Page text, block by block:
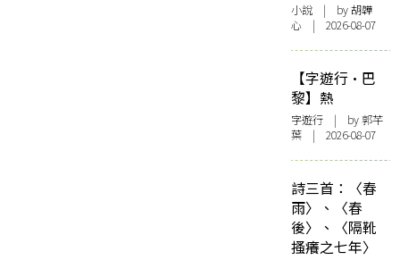
小說 | by 胡韡
心 | 2026-08-07
【字遊行·巴
黎】熱
字遊行 | by 郭芊
葉 | 2026-08-07
詩三首：〈春
雨〉、〈春
後〉、〈隔靴
搔癢之七年〉